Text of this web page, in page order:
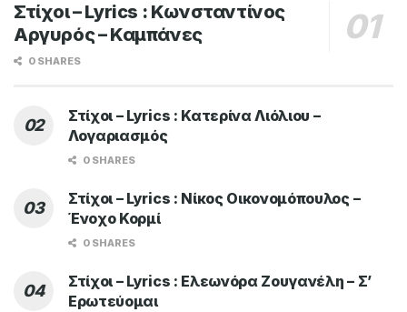
Στίχοι – Lyrics : Κωνσταντίνος
Αργυρός – Καμπάνες
0 SHARES
Στίχοι – Lyrics : Κατερίνα Λιόλιου –
Λογαριασμός
0 SHARES
Στίχοι – Lyrics : Νίκος Οικονομόπουλος –
Ένοχο Κορμί
0 SHARES
Στίχοι – Lyrics : Ελεωνόρα Ζουγανέλη – Σ’
Ερωτεύομαι